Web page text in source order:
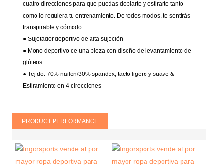
cuatro direcciones para que puedas doblarte y estirarte tanto
como lo requiera tu entrenamiento. De todos modos, te sentirás
transpirable y cómodo.
● Sujetador deportivo de alta sujeción
● Mono deportivo de una pieza con diseño de levantamiento de
glúteos.
● Tejido: 70% nailon/30% spandex, tacto ligero y suave &
Estiramiento en 4 direcciones
PRODUCT PERFORMANCE